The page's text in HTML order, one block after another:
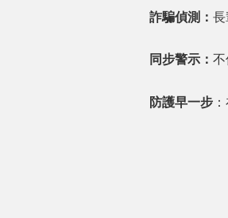
詐騙偵測：
同步警示：
防護早一步